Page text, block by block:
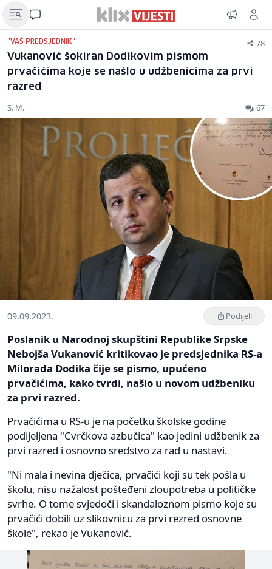
"VAŠ PREDSJEDNIK" 78
Vukanović šokiran Dodikovim pismom
prvačićima koje se našlo u udžbenicima za prvi
razred
S. M. 67
09.09.2023. Podijeli
Poslanik u Narodnoj skupštini Republike Srpske
Nebojša Vukanović kritikovao je predsjednika RS-a
Milorada Dodika čije se pismo, upućeno
prvačićima, kako tvrdi, našlo u novom udžbeniku
za prvi razred.
Prvačićima u RS-u je na početku školske godine
podijeljena "Cvrčkova azbučica" kao jedini udžbenik za
prvi razred i osnovno sredstvo za rad u nastavi.
"Ni mala i nevina dječica, prvačići koji su tek pošla u
školu, nisu nažalost pošteđeni zloupotreba u političke
svrhe. O tome svjedoči i skandaloznom pismo koje su
prvačići dobili uz slikovnicu za prvi rezred osnovne
škole", rekao je Vukanović.